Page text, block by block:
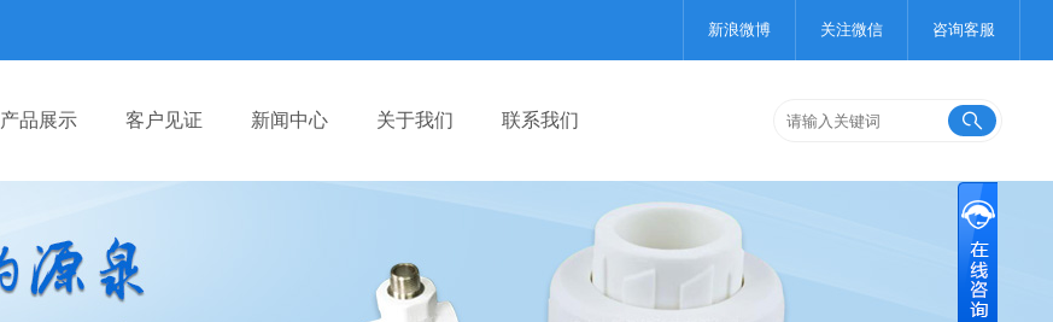
新浪微博 关注微信 咨询客服
产品展示 客户见证 新闻中心 关于我们 联系我们